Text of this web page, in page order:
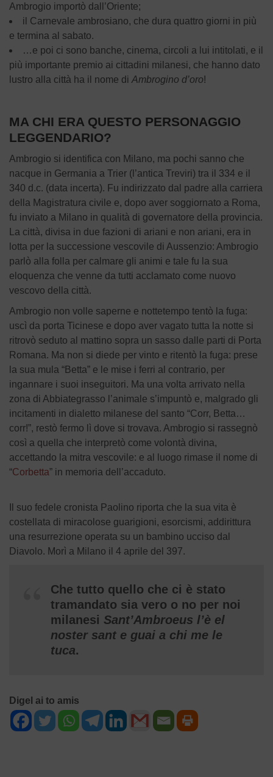
Ambrogio importò dall’Oriente;
il Carnevale ambrosiano, che dura quattro giorni in più
e termina al sabato.
…e poi ci sono banche, cinema, circoli a lui intitolati, e il
più importante premio ai cittadini milanesi, che hanno dato
lustro alla città ha il nome di Ambrogino d’oro!
MA CHI ERA QUESTO PERSONAGGIO
LEGGENDARIO?
Ambrogio si identifica con Milano, ma pochi sanno che
nacque in Germania a Trier (l’antica Treviri) tra il 334 e il
340 d.c. (data incerta). Fu indirizzato dal padre alla carriera
della Magistratura civile e, dopo aver soggiornato a Roma,
fu inviato a Milano in qualità di governatore della provincia.
La città, divisa in due fazioni di ariani e non ariani, era in
lotta per la successione vescovile di Aussenzio: Ambrogio
parlò alla folla per calmare gli animi e tale fu la sua
eloquenza che venne da tutti acclamato come nuovo
vescovo della città.
Ambrogio non volle saperne e nottetempo tentò la fuga:
uscì da porta Ticinese e dopo aver vagato tutta la notte si
ritrovò seduto al mattino sopra un sasso dalle parti di Porta
Romana. Ma non si diede per vinto e ritentò la fuga: prese
la sua mula “Betta” e le mise i ferri al contrario, per
ingannare i suoi inseguitori. Ma una volta arrivato nella
zona di Abbiategrasso l’animale s’impuntò e, malgrado gli
incitamenti in dialetto milanese del santo “Corr, Betta…
corr!”, restò fermo lì dove si trovava. Ambrogio si rassegnò
così a quella che interpretò come volontà divina,
accettando la mitra vescovile: e al luogo rimase il nome di
“Corbetta” in memoria dell’accaduto.
Il suo fedele cronista Paolino riporta che la sua vita è
costellata di miracolose guarigioni, esorcismi, addirittura
una resurrezione operata su un bambino ucciso dal
Diavolo. Morì a Milano il 4 aprile del 397.
Che tutto quello che ci è stato
tramandato sia vero o no per noi
milanesi Sant’Ambroeus l’è el
noster sant e guai a chi me le
tuca.
Digel ai to amis